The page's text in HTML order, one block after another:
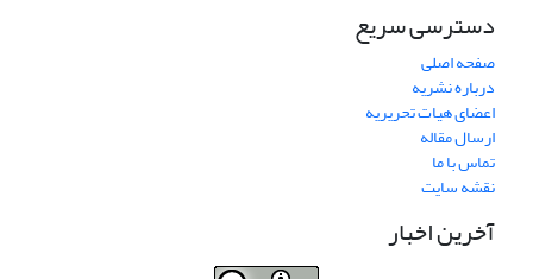
دسترسی سریع
صفحه اصلی
درباره نشریه
اعضای هیات تحریریه
ارسال مقاله
تماس با ما
نقشه سایت
آخرین اخبار